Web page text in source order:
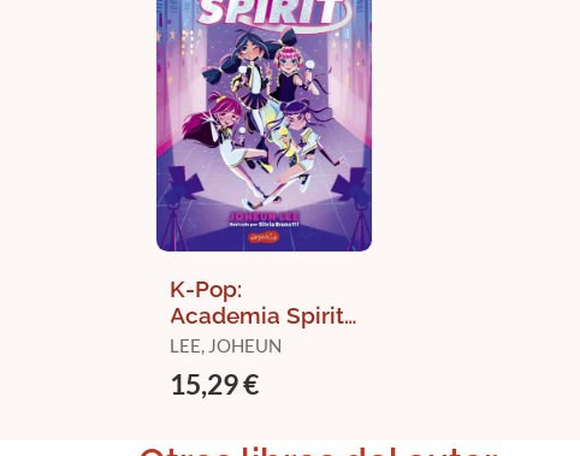
K-Pop:
Academia Spirit
(Libro 1)
LEE, JOHEUN
15,29 €